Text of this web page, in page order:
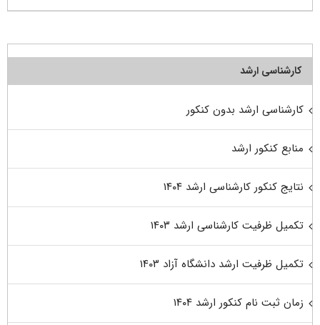
کارشناسی ارشد
کارشناسی ارشد بدون کنکور
منابع کنکور ارشد
نتایج کنکور کارشناسی ارشد ۱۴۰۴
تکمیل ظرفیت کارشناسی ارشد ۱۴۰۳
تکمیل ظرفیت ارشد دانشگاه آزاد ۱۴۰۳
زمان ثبت نام کنکور ارشد ۱۴۰۴